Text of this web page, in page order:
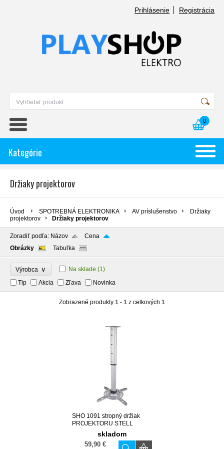
Prihlásenie Registrácia
0
Kategórie
Držiaky projektorov
Úvod SPOTREBNÁ ELEKTRONIKA AV príslušenstvo
Držiaky
projektorov
Držiaky projektorov
Zoradiť podľa: Názov
Cena
Obrázky
Tabuľka
Výrobca ∨ Na sklade (1)
Tip
Akcia Zľava Novinka
Zobrazené produkty 1 - 1 z celkových 1
SHO 1091 stropný držiak
PROJEKTORU STELL
skladom
59,90 €